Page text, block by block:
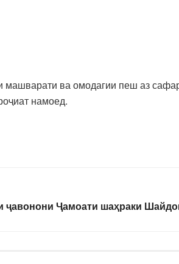
машварати ва омодагии пеш аз
намоед.
ҷавонони Ҷамоати шаҳраки